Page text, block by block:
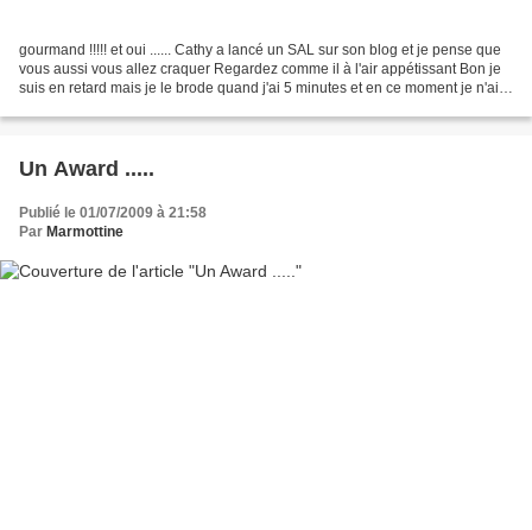
gourmand !!!!! et oui ...... Cathy a lancé un SAL sur son blog et je pense que
vous aussi vous allez craquer Regardez comme il à l'air appétissant Bon je
suis en retard mais je le brode quand j'ai 5 minutes et en ce moment je n'ai
Un Award .....
Publié le 01/07/2009 à 21:58
Par Marmottine